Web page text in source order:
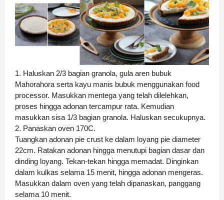
1. Haluskan 2/3 bagian granola, gula aren bubuk
Mahorahora serta kayu manis bubuk menggunakan food
processor. Masukkan mentega yang telah dilelehkan,
proses hingga adonan tercampur rata. Kemudian
masukkan sisa 1/3 bagian granola. Haluskan secukupnya.
2. Panaskan oven 170C.
Tuangkan adonan pie crust ke dalam loyang pie diameter
22cm. Ratakan adonan hingga menutupi bagian dasar dan
dinding loyang. Tekan-tekan hingga memadat. Dinginkan
dalam kulkas selama 15 menit, hingga adonan mengeras.
Masukkan dalam oven yang telah dipanaskan, panggang
selama 10 menit.